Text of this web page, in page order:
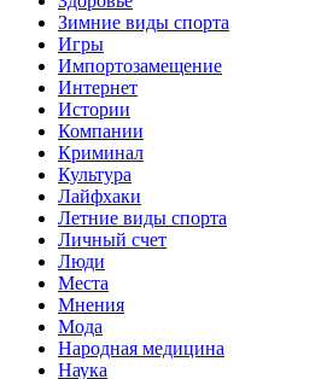
Зимние виды спорта
Игры
Импортозамещение
Интернет
Истории
Компании
Криминал
Культура
Лайфхаки
Летние виды спорта
Личный счет
Люди
Места
Мнения
Мода
Народная медицина
Наука